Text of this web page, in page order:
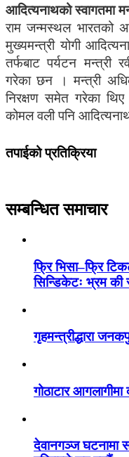
आदित्यनाथको स्वागतमा
राम जन्मस्थल भारतको
मुख्यमन्त्री योगी
तर्फबाट पर्यटन मन्त्री
गरेका छन । मन्त्री
निरक्षण समेत गरेका
कोमल वली पनि
तपाईको प्रतिक्रिया
सम्बन्धित समाचार
फ्रि भिसा–फ्रि
सिन्डिकेटः भ्रम की
गृहमन्त्रीद्धारा
गोठाटार
देवानगञ्ज घटनामा